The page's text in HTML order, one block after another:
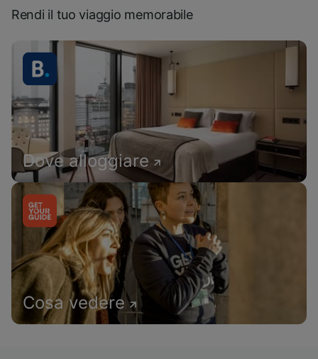
Rendi il tuo viaggio memorabile
Dove alloggiare
Cosa vedere